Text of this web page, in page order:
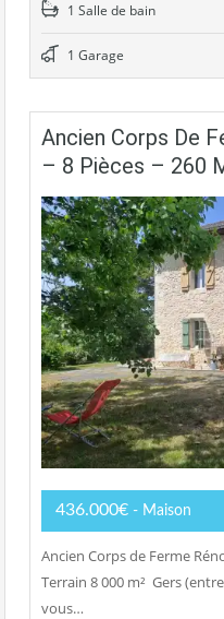
1 Salle de bain
1 Garage
Ancien Corps De
– 8 Pièces – 260
436.000€ - Maison
Ancien Corps de Ferme
Terrain 8 000 m² Gers
vous…